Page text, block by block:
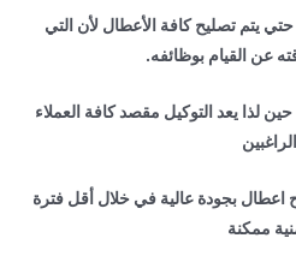
يتم تصليح كافة الأعطال لأن التي
عن القيام بوظائفه.
لذا يعد التوكيل مقصد كافة العملاء
الراغبين
بجودة عالية في خلال أقل فترة
ممكنة